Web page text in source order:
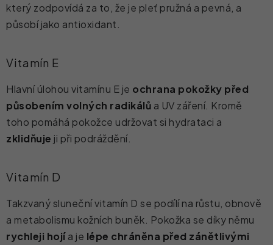
který zodpovídá za to, že je pleť pružná a pevná, a
působí jako antioxidant.
Vitamín E
Hlavní úlohou vitamínu E je ochrana pokožky před
působením volných radikálů a UV záření. Kromě
toho pomáhá pokožce udržovat si hydrataci a
zklidňuje ji při podráždění.
Vitamín D
Takzvaný sluneční vitamín D se podílí na růstu, obnově
a metabolismu kožních buněk. Pokožka se díky němu
rychleji hojía je lépe chráněna před zánětlivými